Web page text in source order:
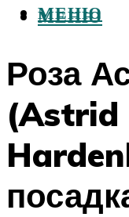
МЕНЮ
МЕНЮ
Роза
(Astrid